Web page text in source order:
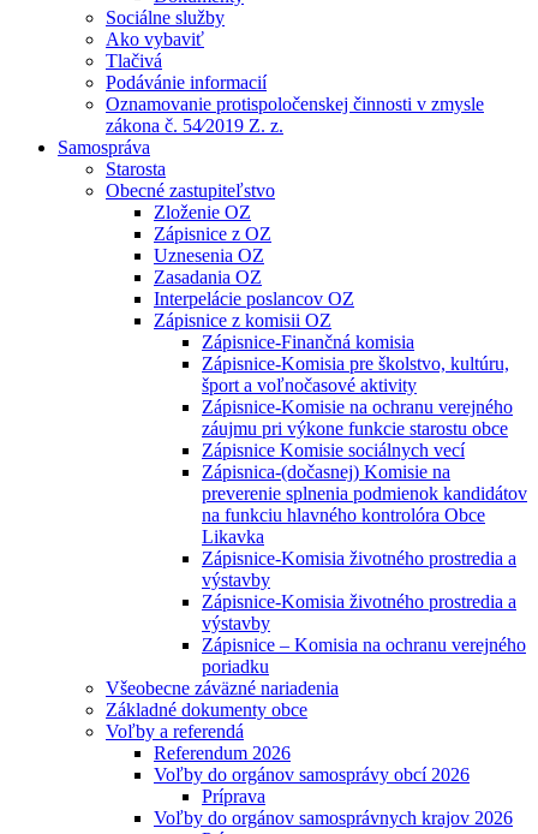
Sociálne služby
Ako vybaviť
Tlačivá
Podávánie informacií
Oznamovanie protispoločenskej činnosti v zmysle
zákona č. 54⁄2019 Z. z.
Samospráva
Starosta
Obecné zastupiteľstvo
Zloženie OZ
Zápisnice z OZ
Uznesenia OZ
Zasadania OZ
Interpelácie poslancov OZ
Zápisnice z komisii OZ
Zápisnice-Finančná komisia
Zápisnice-Komisia pre školstvo, kultúru,
šport a voľnočasové aktivity
Zápisnice-Komisie na ochranu verejného
záujmu pri výkone funkcie starostu obce
Zápisnice Komisie sociálnych vecí
Zápisnica-(dočasnej) Komisie na
preverenie splnenia podmienok kandidátov
na funkciu hlavného kontrolóra Obce
Likavka
Zápisnice-Komisia životného prostredia a
výstavby
Zápisnice-Komisia životného prostredia a
výstavby
Zápisnice – Komisia na ochranu verejného
poriadku
Všeobecne záväzné nariadenia
Základné dokumenty obce
Voľby a referendá
Referendum 2026
Voľby do orgánov samosprávy obcí 2026
Príprava
Voľby do orgánov samosprávnych krajov 2026